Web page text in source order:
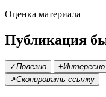
Оценка материала
Публикация
✓Полезно +Интересно
↗Скопировать ссылку